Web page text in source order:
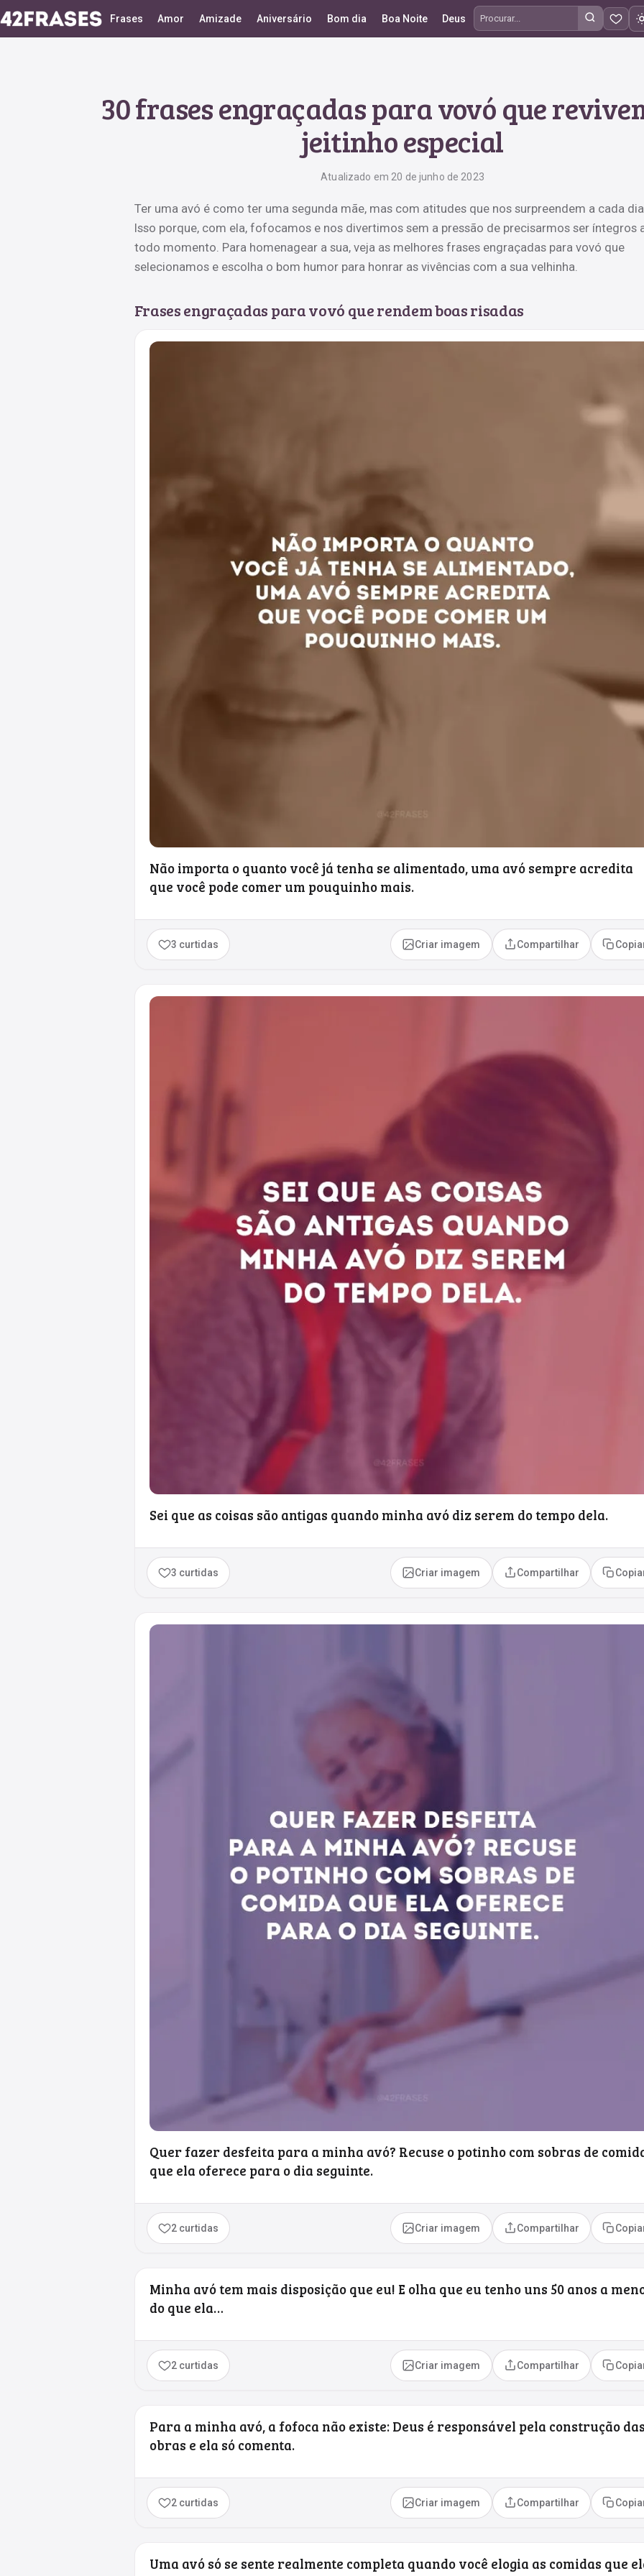
Frases Amor Amizade Aniversário Bom dia Boa Noite Deus
Procurar frases
30 frases engraçadas para vovó que
jeitinho especial
Atualizado em 20 de junho de 2023
Ter uma avó é como ter uma segunda mãe, mas com atitudes que nos surpreendem a cada
Isso porque, com ela, fofocamos e nos divertimos sem a pressão de precisarmos ser íntegros
todo momento. Para homenagear a sua, veja as melhores frases engraçadas para vovó que
selecionamos e escolha o bom humor para honrar as vivências com a sua velhinha.
Frases engraçadas para vovó que rendem boas risadas
Não importa o quanto você já tenha se alimentado, uma avó sempre acredita
que você pode comer um pouquinho mais.
3 curtidas Criar imagem Compartilhar
Sei que as coisas são antigas quando minha avó diz serem do tempo dela.
3 curtidas Criar imagem Compartilhar
Quer fazer desfeita para a minha avó? Recuse o potinho com sobras de
que ela oferece para o dia seguinte.
2 curtidas Criar imagem Compartilhar
Minha avó tem mais disposição que eu! E olha que eu tenho uns 50 anos a
do que ela…
2 curtidas Criar imagem Compartilhar
Para a minha avó, a fofoca não existe: Deus é responsável pela construção
obras e ela só comenta.
2 curtidas Criar imagem Compartilhar
Uma avó só se sente realmente completa quando você elogia as comidas que